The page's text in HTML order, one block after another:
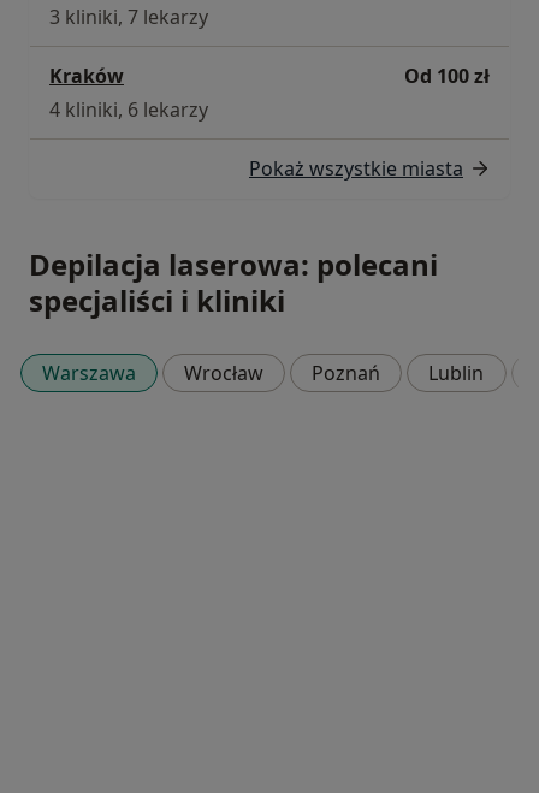
3 kliniki, 7 lekarzy
Kraków
Od 100 zł
4 kliniki, 6 lekarzy
Pokaż wszystkie miasta
Depilacja laserowa: polecani
specjaliści i kliniki
Warszawa Wrocław Poznań Lublin